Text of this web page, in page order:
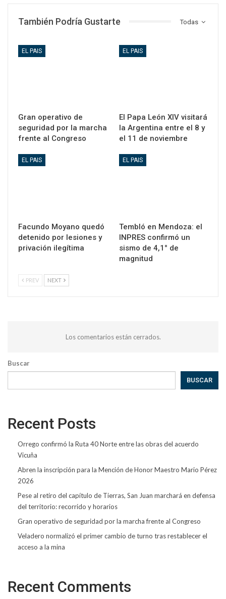
Todas
También Podría Gustarte
EL PAIS
Gran operativo de
seguridad por la marcha
frente al Congreso
EL PAIS
El Papa León XIV visitará
la Argentina entre el 8 y
el 11 de noviembre
EL PAIS
Facundo Moyano quedó
detenido por lesiones y
privación ilegítima
EL PAIS
Tembló en Mendoza: el
INPRES confirmó un
sismo de 4,1° de
magnitud
PREV NEXT
Los comentarios están cerrados.
Buscar
BUSCAR
Recent Posts
Orrego confirmó la Ruta 40 Norte entre las obras del acuerdo
Vicuña
Abren la inscripción para la Mención de Honor Maestro Mario Pérez
2026
Pese al retiro del capítulo de Tierras, San Juan marchará en defensa
del territorio: recorrido y horarios
Gran operativo de seguridad por la marcha frente al Congreso
Veladero normalizó el primer cambio de turno tras restablecer el
acceso a la mina
Recent Comments